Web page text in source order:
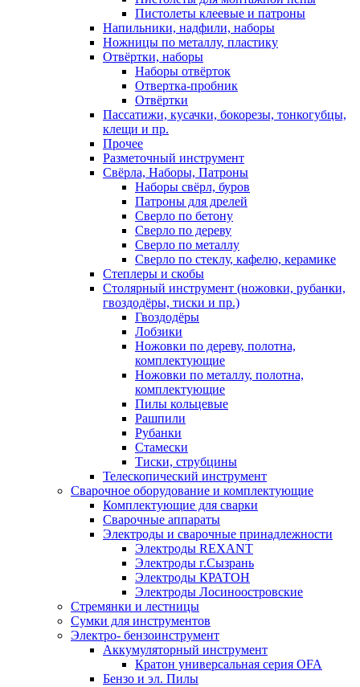
Пистолеты клеевые и патроны
Напильники, надфили, наборы
Ножницы по металлу, пластику
Отвёртки, наборы
Наборы отвёрток
Отвертка-пробник
Отвёртки
Пассатижи, кусачки, бокорезы, тонкогубцы,
клещи и пр.
Прочее
Разметочный инструмент
Свёрла, Наборы, Патроны
Наборы свёрл, буров
Патроны для дрелей
Сверло по бетону
Сверло по дереву
Сверло по металлу
Сверло по стеклу, кафелю, керамике
Степлеры и скобы
Столярный инструмент (ножовки, рубанки,
гвоздодёры, тиски и пр.)
Гвоздодёры
Лобзики
Ножовки по дереву, полотна,
комплектующие
Ножовки по металлу, полотна,
комплектующие
Пилы кольцевые
Рашпили
Рубанки
Стамески
Тиски, струбцины
Телескопический инструмент
Сварочное оборудование и комплектующие
Комплектующие для сварки
Сварочные аппараты
Электроды и сварочные принадлежности
Электроды REXANT
Электроды г.Сызрань
Электроды КРАТОН
Электроды Лосиноостровские
Стремянки и лестницы
Сумки для инструментов
Электро- бензоинструмент
Аккумуляторный инструмент
Кратон универсальная серия OFA
Бензо и эл. Пилы